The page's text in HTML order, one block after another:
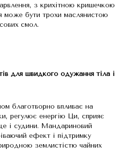
з крихітною кришечкою
може бути трохи маслянистою
смол.
для швидкого одужання тіла і
благотворно впливає на
регулює енергію Ци, сприяє
і судини. Мандариновий
ефект і підтримку
землистістю чайних